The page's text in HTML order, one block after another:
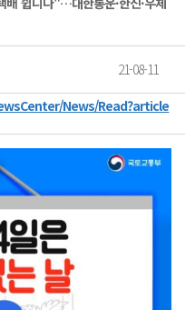
21-08-11
News/Read?article